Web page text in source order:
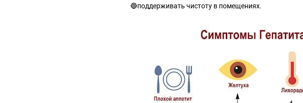
🔵поддерживать чистоту в помещениях.